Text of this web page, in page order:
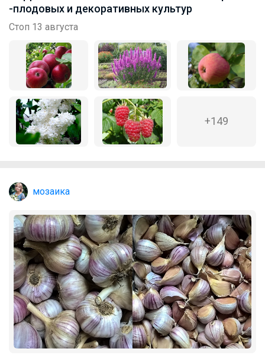
-плодовых и декоративных культур
Стоп 13 августа
+149
мозаика